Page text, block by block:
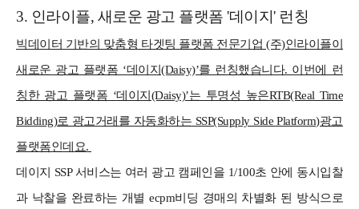
3. 인라이플, 새로운 광고 플랫폼 '데이지' 런칭
빅데이터 기반의 맞춤형 타겟팅 플랫폼 전문기업 (주)인라이플이
새로운 광고 플랫폼 ‘데이지(Daisy)’를 런칭했습니다. 이번에 런
칭한 광고 플랫폼 ‘데이지(Daisy)’는 투명성 높은RTB(Real Time
Bidding)로 광고거래를 자동화하는 SSP(Supply Side Platform)광고
플랫폼인데요.
데이지 SSP 서비스는 여러 광고 캠페인을 1/100초 안에 동시입찰
과 낙찰을 완료하는 개별 ecpm비딩 경매의 차별화 된 방식으로